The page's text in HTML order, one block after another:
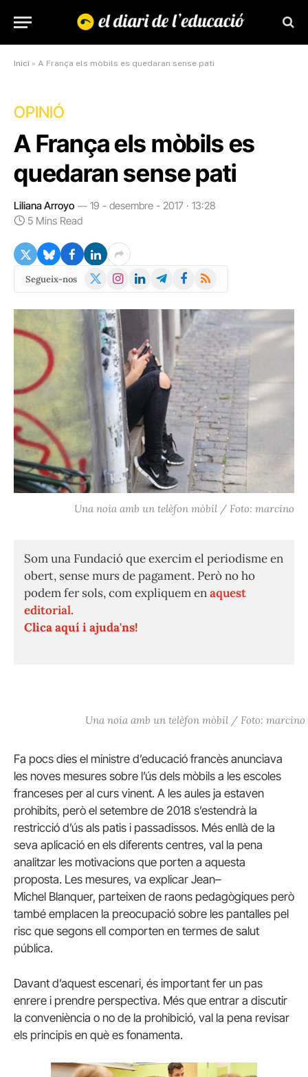
Inici » A França els mòbils es quedaran sense pati
OPINIÓ
A França els mòbils es
quedaran sense pati
Liliana Arroyo
19 - desembre - 2017 · 13:28
5 Mins Read
Segueix-nos
X
Instagram
LinkedInTelegramFacebook
RSS
Una noia amb un telèfon mòbil / Foto: marcino
Som una Fundació que exercim el periodisme en
obert, sense murs de pagament. Però no ho
podem fer sols, com expliquem enaquest
editorial.
Clica aquí i ajuda'ns!
Una noia amb un telèfon mòbil / Foto: marcino
Fa pocs dies el ministre d’educació francès anunciava
les noves mesures sobre l’ús dels mòbils a les escoles
franceses per al curs vinent. A les aules ja estaven
prohibits, però el setembre de 2018 s’estendrà la
restricció d’ús als patis i passadissos. Més enllà de la
seva aplicació en els diferents centres, val la pena
analitzar les motivacions que porten a aquesta
proposta. Les mesures, va explicar Jean–
Michel Blanquer, parteixen de raons pedagògiques però
també emplacen la preocupació sobre les pantalles pel
risc que segons ell comporten en termes de salut
pública.
Davant d’aquest escenari, és important fer un pas
enrere i prendre perspectiva. Més que entrar a discutir
la conveniència o no de la prohibició, val la pena revisar
els principis en què es fonamenta.